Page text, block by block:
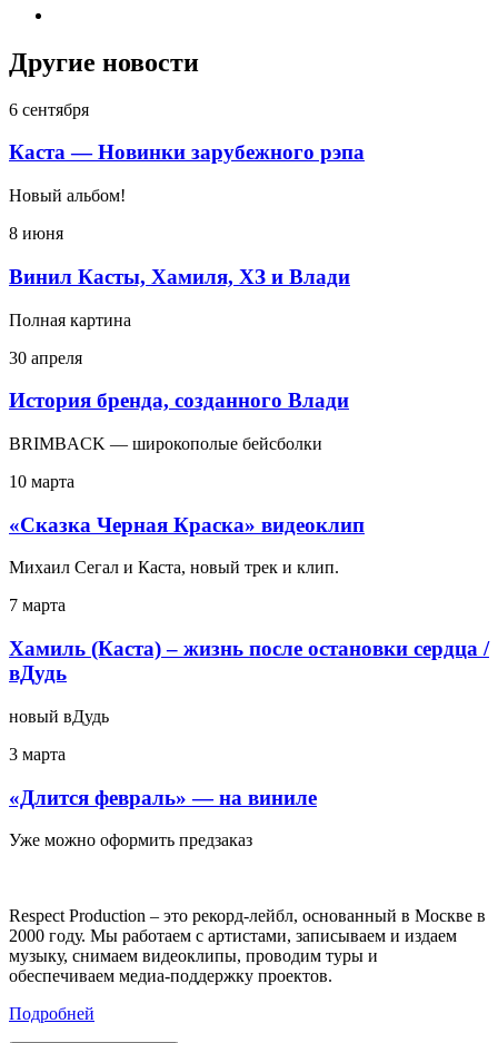
Другие новости
6 сентября
Каста — Новинки зарубежного рэпа
Новый альбом!
8 июня
Винил Касты, Хамиля, ХЗ и Влади
Полная картина
30 апреля
История бренда, созданного Влади
BRIMBACK — широкополые бейсболки
10 марта
«Сказка Черная Краска» видеоклип
Михаил Сегал и Каста, новый трек и клип.
7 марта
Хамиль (Каста) – жизнь после остановки сердца /
вДудь
новый вДудь
3 марта
«Длится февраль» — на виниле
Уже можно оформить предзаказ
Respect Production – это рекорд-лейбл, основанный в Москве в
2000 году. Мы работаем с артистами, записываем и издаем
музыку, снимаем видеоклипы, проводим туры и
обеспечиваем медиа-поддержку проектов.
Подробней